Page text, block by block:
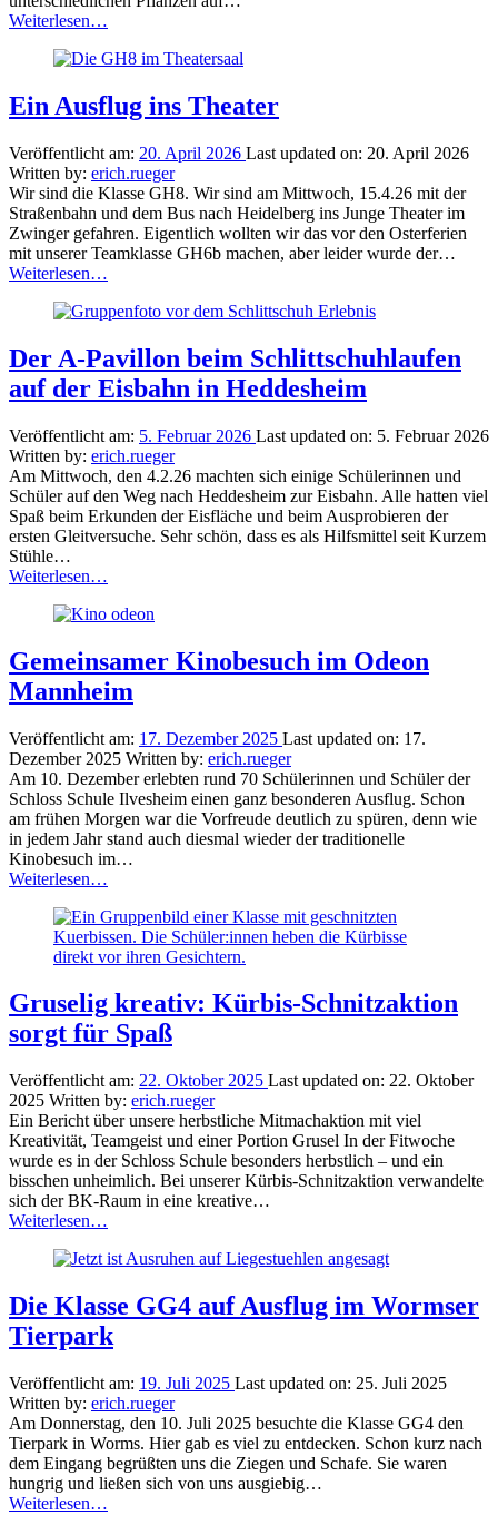
Weiterlesen
Baumschule
…
Ein Ausflug ins Theater
Veröffentlicht am: 20. April 2026 Last updated on: 20. April 2026
Written by: erich.rueger
Wir sind die Klasse GH8. Wir sind am Mittwoch, 15.4.26 mit der
Straßenbahn und dem Bus nach Heidelberg ins Junge Theater im
Zwinger gefahren. Eigentlich wollten wir das vor den Osterferien
mit unserer Teamklasse GH6b machen, aber leider wurde der…
Weiterlesen
ins
…
Der A-Pavillon beim Schlittschuhlaufen
auf der Eisbahn in Heddesheim
Veröffentlicht am: 5. Februar 2026 Last updated on: 5. Februar 2026
Written by: erich.rueger
Am Mittwoch, den 4.2.26 machten sich einige Schülerinnen und
Schüler auf den Weg nach Heddesheim zur Eisbahn. Alle hatten viel
Spaß beim Erkunden der Eisfläche und beim Ausprobieren der
ersten Gleitversuche. Sehr schön, dass es als Hilfsmittel seit Kurzem
Stühle…
Weiterlesen
Pavillon
Schlittschuhlaufen
auf
der
in
Heddesheim”
…
Gemeinsamer Kinobesuch im Odeon
Mannheim
Veröffentlicht am: 17. Dezember 2025 Last updated on: 17.
Dezember 2025 Written by: erich.rueger
Am 10. Dezember erlebten rund 70 Schülerinnen und Schüler der
Schloss Schule Ilvesheim einen ganz besonderen Ausflug. Schon
am frühen Morgen war die Vorfreude deutlich zu spüren, denn wie
in jedem Jahr stand auch diesmal wieder der traditionelle
Kinobesuch im…
Weiterlesen
im
Odeon
Mannheim”
…
Gruselig kreativ: Kürbis-Schnitzaktion
sorgt für Spaß
Veröffentlicht am: 22. Oktober 2025 Last updated on: 22. Oktober
2025 Written by: erich.rueger
Ein Bericht über unsere herbstliche Mitmachaktion mit viel
Kreativität, Teamgeist und einer Portion Grusel In der Fitwoche
wurde es in der Schloss Schule besonders herbstlich – und ein
bisschen unheimlich. Bei unserer Kürbis-Schnitzaktion verwandelte
sich der BK-Raum in eine kreative…
Weiterlesen
Kürbis-
sorgt
für
Spaß”
…
Die Klasse GG4 auf Ausflug im Wormser
Tierpark
Veröffentlicht am: 19. Juli 2025 Last updated on: 25. Juli 2025
Written by: erich.rueger
Am Donnerstag, den 10. Juli 2025 besuchte die Klasse GG4 den
Tierpark in Worms. Hier gab es viel zu entdecken. Schon kurz nach
dem Eingang begrüßten uns die Ziegen und Schafe. Sie waren
hungrig und ließen sich von uns ausgiebig…
Weiterlesen…